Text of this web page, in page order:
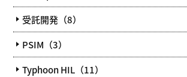
受託開発（8）
PSIM（3）
Typhoon HIL（11）